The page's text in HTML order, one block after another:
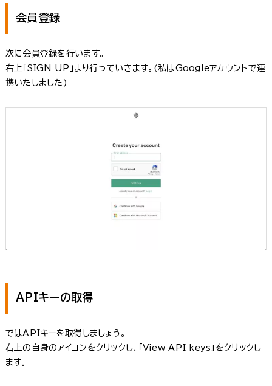
会員登録
次に会員登録を行います。
右上「SIGN UP」より行っていきます。(私はGoogleアカウントで連
携いたしました)
APIキーの取得
ではAPIキーを取得しましょう。
右上の自身のアイコンをクリックし、「View API keys」をクリックし
ます。